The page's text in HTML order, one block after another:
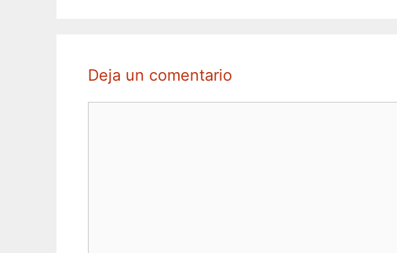
Deja un comentario